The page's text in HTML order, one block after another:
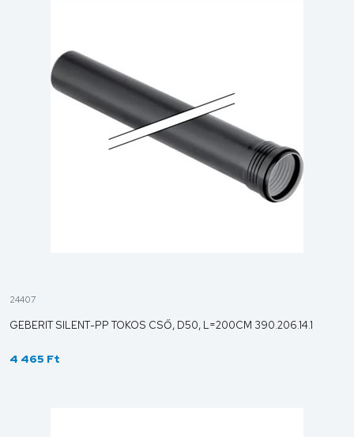
24407
GEBERIT SILENT-PP TOKOS CSŐ, D50, L=200CM 390.206.14.1
4 465 Ft